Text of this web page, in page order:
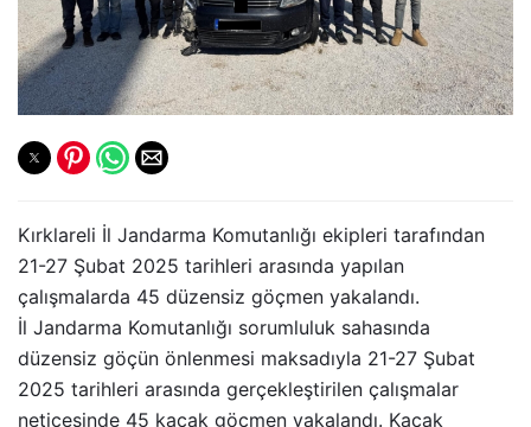
Kırklareli İl Jandarma Komutanlığı ekipleri tarafından
21-27 Şubat 2025 tarihleri arasında yapılan
çalışmalarda 45 düzensiz göçmen yakalandı.
İl Jandarma Komutanlığı sorumluluk sahasında
düzensiz göçün önlenmesi maksadıyla 21-27 Şubat
2025 tarihleri arasında gerçekleştirilen çalışmalar
neticesinde 45 kaçak göçmen yakalandı. Kaçak